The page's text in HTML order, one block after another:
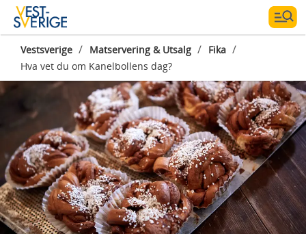
Vestsverige / Matservering & Utsalg / Fika /
Hva vet du om Kanelbollens dag?
Photographer: